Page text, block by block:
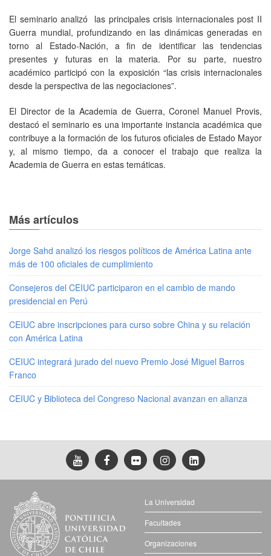
El seminario analizó las principales crisis internacionales post II
Guerra mundial, profundizando en las dinámicas generadas en
torno al Estado-Nación, a fin de identificar las tendencias
presentes y futuras en la materia. Por su parte, nuestro
académico participó con la exposición “las crisis internacionales
desde la perspectiva de las negociaciones”.
El Director de la Academia de Guerra, Coronel Manuel Provis,
destacó el seminario es una importante instancia académica que
contribuye a la formación de los futuros oficiales de Estado Mayor
y, al mismo tiempo, da a conocer el trabajo que realiza la
Academia de Guerra en estas temáticas.
Más artículos
Jorge Sahd analizó los riesgos políticos de América Latina ante
más de 100 oficiales de cumplimiento
Consejeros del CEIUC participaron en el cambio de mando
presidencial en Perú
CEIUC abre inscripciones para curso sobre China y su relación
con América Latina
CEIUC integrará jurado del nuevo Premio José Miguel Barros
Franco
CEIUC y Biblioteca del Congreso Nacional avanzan en alianza
La Universidad
Facultades
Organizaciones